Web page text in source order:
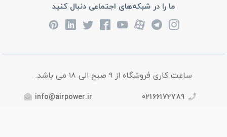
ما را در شبکه‌های اجتماعی دنبال کنید
ساعت کاری فروشگاه از 9 صبح الی 18 می باشد.
02166172789
info@airpower.ir